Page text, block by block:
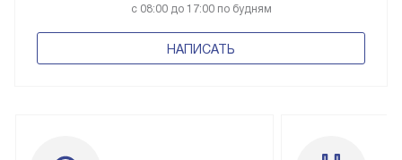
с 08:00 до 17:00 по будням
НАПИСАТЬ